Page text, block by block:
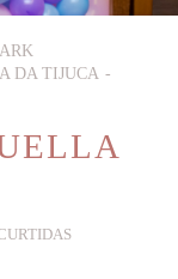
DA TIJUCA